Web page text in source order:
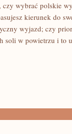
wybrać polskie
kierunek do
wyjazd; czy
soli w powietrzu i to